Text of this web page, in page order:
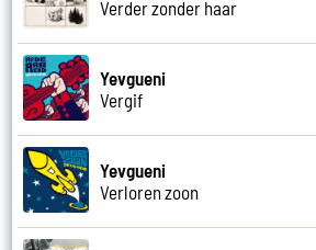
Verder zonder haar
Yevgueni
Vergif
Yevgueni
Verloren zoon